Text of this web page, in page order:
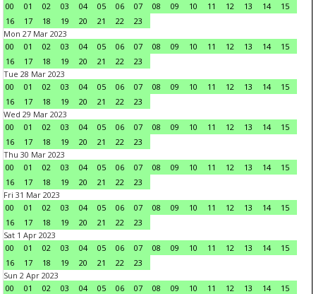
00
01 02 03 04 05 06 07 08 09 10 11 12 13 14
15
16
17 18 19 20 21 22
23
Mon 27 Mar 2023
00
01 02 03 04 05 06 07 08 09 10 11 12 13 14
15
16
17 18 19 20 21 22
23
Tue 28 Mar 2023
00
01 02 03 04 05 06 07 08 09 10 11 12 13 14
15
16
17 18 19 20 21 22
23
Wed 29 Mar 2023
00
01 02 03 04 05 06 07 08 09 10 11 12 13 14
15
16
17 18 19 20 21 22
23
Thu 30 Mar 2023
00
01 02 03 04 05 06 07 08 09 10 11 12 13 14
15
16
17 18 19 20 21 22
23
Fri 31 Mar 2023
00
01 02 03 04 05 06 07 08 09 10 11 12 13 14
15
16
17 18 19 20 21 22
23
Sat 1 Apr 2023
00
01 02 03 04 05 06 07 08 09 10 11 12 13 14
15
16
17 18 19 20 21 22
23
Sun 2 Apr 2023
00
01 02 03 04 05 06 07 08 09 10 11 12 13 14
15